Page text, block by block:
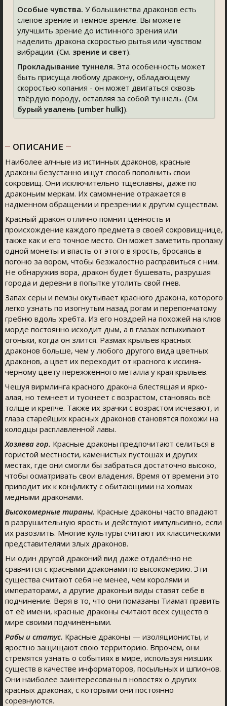
Особые чувства. У большинства драконов есть
слепое зрение и темное зрение. Вы можете
улучшить зрение до истинного зрения или
наделить дракона скоростью рытья или чувством
вибрации. (См. зрение и свет).
Прокладывание туннеля. Эта особенность может
быть присуща любому дракону, обладающему
скоростью копания - он может двигаться сквозь
твёрдую породу, оставляя за собой туннель. (См.
бурый увалень [umber hulk]).
ОПИСАНИЕ
Наиболее алчные из истинных драконов, красные
драконы безустанно ищут способ пополнить свои
сокровищ. Они исключительно тщеславны, даже по
драконьим меркам. Их самомнение отражается в
надменном обращении и презрении к другим существам.
Красный дракон отлично помнит ценность и
происхождение каждого предмета в своей сокровищнице,
также как и его точное место. Он может заметить пропажу
одной монеты и впасть от этого в ярость, бросаясь в
погоню за вором, чтобы безжалостно расправиться с ним.
Не обнаружив вора, дракон будет бушевать, разрушая
города и деревни в попытке утолить свой гнев.
Запах серы и пемзы окутывает красного дракона, которого
легко узнать по изогнутым назад рогам и перепончатому
гребню вдоль хребта. Из его ноздрей на похожей на клюв
морде постоянно исходит дым, а в глазах вспыхивают
огоньки, когда он злится. Размах крыльев красных
драконов больше, чем у любого другого вида цветных
драконов, а цвет их переходит от красного к иссиня-
чёрному цвету пережжённого металла у края крыльев.
Чешуя вирмлинга красного дракона блестящая и ярко-
алая, но темнеет и тускнеет с возрастом, становясь всё
толще и крепче. Также их зрачки с возрастом исчезают, и
глаза старейших красных драконов становятся похожи на
колодцы расплавленной лавы.
Хозяева гор. Красные драконы предпочитают селиться в
гористой местности, каменистых пустошах и других
местах, где они смогли бы забраться достаточно высоко,
чтобы осматривать свои владения. Время от времени это
приводит их к конфликту с обитающими на холмах
медными драконами.
Высокомерные тираны. Красные драконы часто впадают
в разрушительную ярость и действуют импульсивно, если
их разозлить. Многие культуры считают их классическими
представителями злых драконов.
Ни один другой драконий вид даже отдалённо не
сравнится с красными драконами по высокомерию. Эти
существа считают себя не менее, чем королями и
императорами, а другие драконьи виды ставят себе в
подчинение. Веря в то, что они помазаны Тиамат править
от её имени, красные драконы считают всех существ в
мире своими подчинёнными.
Рабы и статус. Красные драконы — изоляционисты, и
яростно защищают свою территорию. Впрочем, они
стремятся узнать о событиях в мире, используя низших
существ в качестве информаторов, посыльных и шпионов.
Они наиболее заинтересованы в новостях о других
красных драконах, с которыми они постоянно
соревнуются.